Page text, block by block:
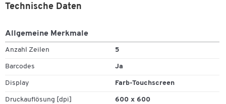
liegt.
zur Erzeugung von Bar- oder QS-Codes eignet. Die hohe Auflösung
von 600 x 600 dpi gewährleistet dabei eine hervorragende
europäischen RoHS- und REACH-Verordnung.
Weitere Details:
Technische Daten
Allgemeine Merkmale
Anzahl Zeilen 5
Barcodes Ja
Display Farb-Touchscreen
Druckauflösung [dpi] 600 x 600